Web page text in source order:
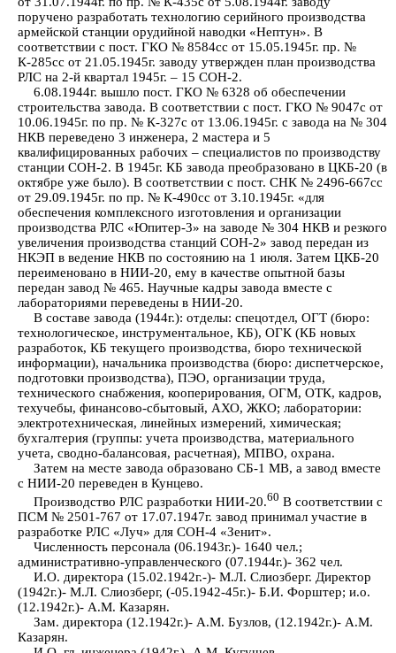
поручено разработать технологию серийного производства
армейской станции орудийной наводки «Нептун». В
соответствии с пост. ГКО № 8584сс от 15.05.1945г. пр. №
К-285сс от 21.05.1945г. заводу утвержден план производства
РЛС на 2-й квартал 1945г. – 15 СОН-2.
6.08.1944г. вышло пост. ГКО № 6328 об обеспечении
строительства завода. В соответствии с пост. ГКО № 9047с от
10.06.1945г. по пр. № К-327с от 13.06.1945г. с завода на № 304
НКВ переведено 3 инженера, 2 мастера и 5
квалифицированных рабочих – специалистов по производству
станции СОН-2. В 1945г. КБ завода преобразовано в ЦКБ-20 (в
октябре уже было). В соответствии с пост. СНК № 2496-667сс
от 29.09.1945г. по пр. № К-490сс от 3.10.1945г. «для
обеспечения комплексного изготовления и организации
производства РЛС «Юпитер-3» на заводе № 304 НКВ и резкого
увеличения производства станций СОН-2» завод передан из
НКЭП в ведение НКВ по состоянию на 1 июля. Затем ЦКБ-20
переименовано в НИИ-20, ему в качестве опытной базы
передан завод № 465. Научные кадры завода вместе с
лабораториями переведены в НИИ-20.
В составе завода (1944г.): отделы: спецотдел, ОГТ (бюро:
технологическое, инструментальное, КБ), ОГК (КБ новых
разработок, КБ текущего производства, бюро технической
информации), начальника производства (бюро: диспетчерское,
подготовки производства), ПЭО, организации труда,
технического снабжения, кооперирования, ОГМ, ОТК, кадров,
техучебы, финансово-сбытовый, АХО, ЖКО; лаборатории:
электротехническая, линейных измерений, химическая;
бухгалтерия (группы: учета производства, материального
учета, сводно-балансовая, расчетная), МПВО, охрана.
Затем на месте завода образовано СБ-1 МВ, а завод вместе
с НИИ-20 переведен в Кунцево.
Производство РЛС разработки НИИ-20.60 В соответствии с
ПСМ № 2501-767 от 17.07.1947г. завод принимал участие в
разработке РЛС «Луч» для СОН-4 «Зенит».
Численность персонала (06.1943г.)- 1640 чел.;
административно-управленческого (07.1944г.)- 362 чел.
И.О. директора (15.02.1942г.-)- М.Л. Слиозберг. Директор
(1942г.)- М.Л. Слиозберг, (-05.1942-45г.)- Б.И. Форштер; и.о.
(12.1942г.)- А.М. Казарян.
Зам. директора (12.1942г.)- А.М. Бузлов, (12.1942г.)- А.М.
Казарян.